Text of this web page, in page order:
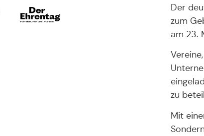
Der
zum
am 23.
zu
Mit